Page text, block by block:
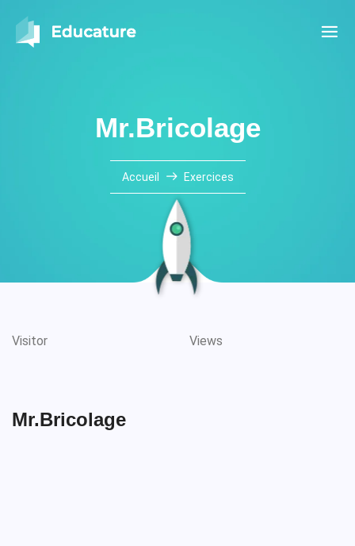
Mr.Bricolage
Accueil Exercices
Visitor Views
Mr.Bricolage